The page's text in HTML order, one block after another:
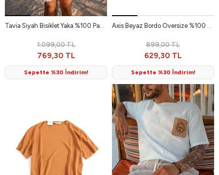
1.099,00 TL
769,30 TL
Sepette %30 İndirim!
899,00 TL
629,30 TL
Sepette %30 İndirim!